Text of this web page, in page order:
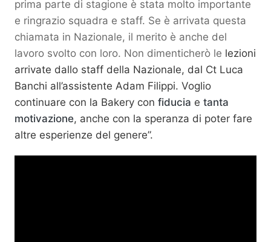
prima parte di stagione è stata molto importante
e ringrazio squadra e staff. Se è arrivata questa
chiamata in Nazionale, il merito è anche del
lavoro svolto con loro. Non dimenticherò le lezioni
arrivate dallo staff della Nazionale, dal Ct Luca
Banchi all’assistente Adam Filippi. Voglio
continuare con la Bakery con fiducia e tanta
motivazione, anche con la speranza di poter fare
altre esperienze del genere”.